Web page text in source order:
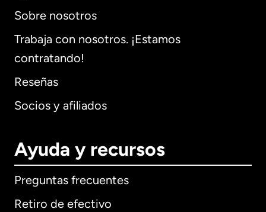
Sobre nosotros
Trabaja con nosotros. ¡Estamos
contratando!
Reseñas
Socios y afiliados
Ayuda y recursos
Preguntas frecuentes
Retiro de efectivo